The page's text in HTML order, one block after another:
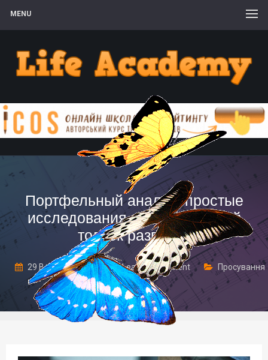
MENU
Портфельный анализ: простые
исследования, дающие новый
толчок развития
29 Вересня, 2017 Leave a comment
Просування
та маркетинг